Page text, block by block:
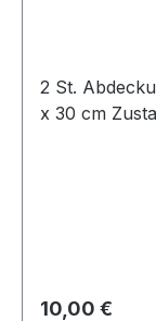
2 St.
x 30
Regulärer
10,00 €